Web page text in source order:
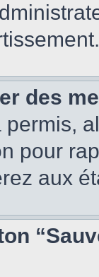
des
permis,
pour
aux